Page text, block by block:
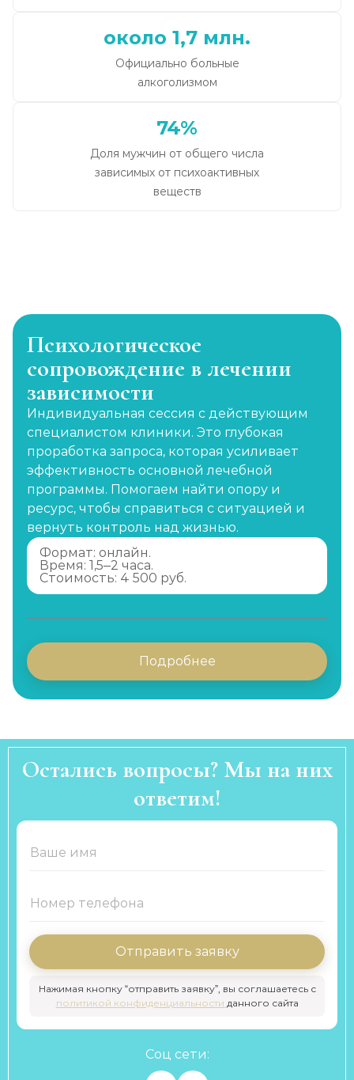
около 1,7 млн.
Официально больные
алкоголизмом
74%
Доля мужчин от общего числа
зависимых от психоактивных
веществ
Психологическое
сопровождение в лечении
зависимости
Индивидуальная сессия с действующим
специалистом клиники. Это глубокая
проработка запроса, которая усиливает
эффективность основной лечебной
программы. Помогаем найти опору и
ресурс, чтобы справиться с ситуацией и
вернуть контроль над жизнью.
Формат: онлайн.
Время: 1,5–2 часа.
Стоимость: 4 500 руб.
Подробнее
Остались вопросы? Мы на них
ответим!
Отправить заявку
Нажимая кнопку “отправить заявку”, вы соглашаетесь с
политикой конфиденциальности данного сайта
Соц сети: